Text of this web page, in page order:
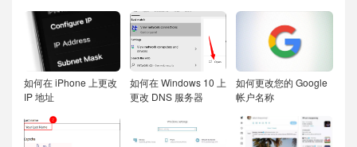
如何在 iPhone 上更改
IP 地址
如何在 Windows 10 上
更改 DNS 服务器
如何更改您的 Google
帐户名称